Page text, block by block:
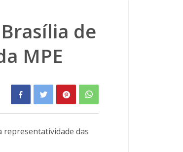
de
MPE
representatividade das